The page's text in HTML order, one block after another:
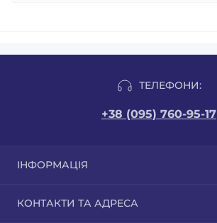
ТЕЛЕФОНИ:
+38 (095) 760-95-17
ІНФОРМАЦІЯ
Доставка і оплата
КОНТАКТИ ТА АДРЕСА